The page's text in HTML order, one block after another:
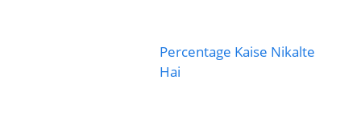
Percentage Kaise Nikalte
Hai